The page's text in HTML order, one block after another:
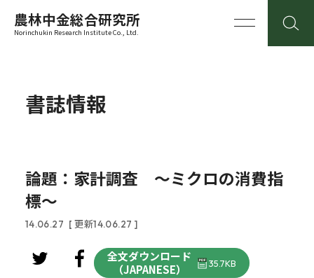
農林中金総合研究所
Norinchukin Research Institute Co., Ltd.
書誌情報
論題：家計調査 ～ミクロの消費指
標～
14.06.27 [ 更新14.06.27 ]
全文ダウンロード
（JAPANESE）
35.7KB